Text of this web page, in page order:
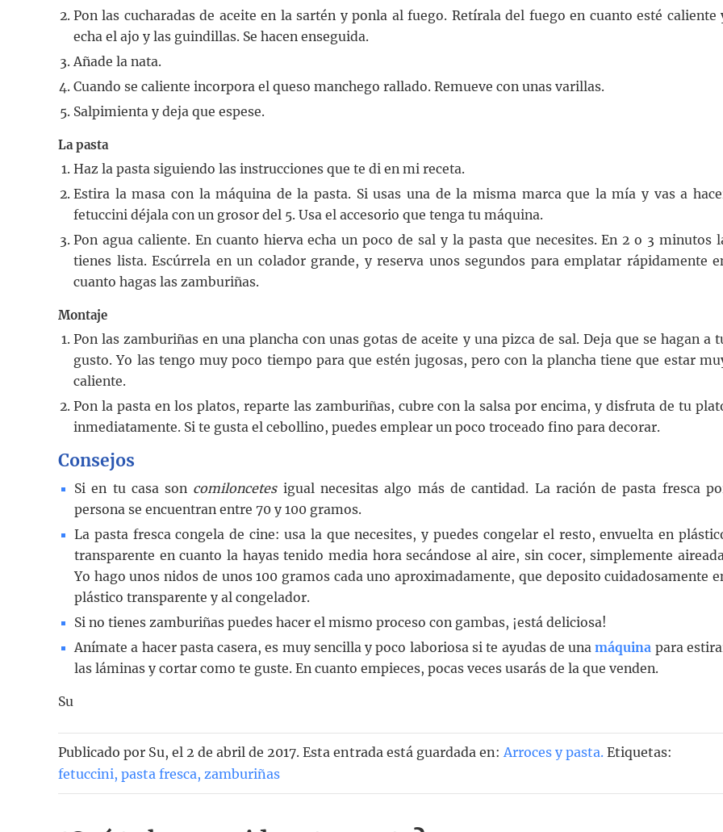
Pon las cucharadas de aceite en la sartén y ponla al fuego. Retírala del fuego en cuanto esté caliente
echa el ajo y las guindillas. Se hacen enseguida.
Añade la nata.
Cuando se caliente incorpora el queso manchego rallado. Remueve con unas varillas.
Salpimienta y deja que espese.
La pasta
Haz la pasta siguiendo las instrucciones que te di en mi receta.
Estira la masa con la máquina de la pasta. Si usas una de la misma marca que la mía y vas a
fetuccini déjala con un grosor del 5. Usa el accesorio que tenga tu máquina.
Pon agua caliente. En cuanto hierva echa un poco de sal y la pasta que necesites. En 2 o 3 minutos
tienes lista. Escúrrela en un colador grande, y reserva unos segundos para emplatar rápidamente
cuanto hagas las zamburiñas.
Montaje
Pon las zamburiñas en una plancha con unas gotas de aceite y una pizca de sal. Deja que se hagan a
gusto. Yo las tengo muy poco tiempo para que estén jugosas, pero con la plancha tiene que estar
caliente.
Pon la pasta en los platos, reparte las zamburiñas, cubre con la salsa por encima, y disfruta de tu
inmediatamente. Si te gusta el cebollino, puedes emplear un poco troceado fino para decorar.
Consejos
Si en tu casa son comiloncetesigual necesitas algo más de cantidad. La ración de pasta fresca
persona se encuentran entre 70 y 100 gramos.
La pasta fresca congela de cine: usa la que necesites, y puedes congelar el resto, envuelta en
transparente en cuanto la hayas tenido media hora secándose al aire, sin cocer, simplemente
Yo hago unos nidos de unos 100 gramos cada uno aproximadamente, que deposito cuidadosamente
plástico transparente y al congelador.
Si no tienes zamburiñas puedes hacer el mismo proceso con gambas, ¡está deliciosa!
Anímate a hacer pasta casera, es muy sencilla y poco laboriosa si te ayudas de unamáquina para
las láminas y cortar como te guste. En cuanto empieces, pocas veces usarás de la que venden.
Su
Publicado por Su, el 2 de abril de 2017. Esta entrada está guardada en: Arroces y pasta. Etiquetas:
fetuccini, pasta fresca, zamburiñas